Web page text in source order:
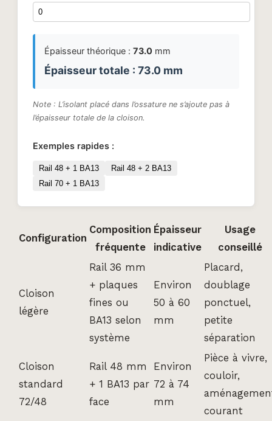
Épaisseur théorique : 73.0 mm
Épaisseur totale : 73.0 mm
Note : L’isolant placé dans l’ossature ne s’ajoute pas à
l’épaisseur totale de la cloison.
Exemples rapides :
Rail 48 + 1 BA13
Rail 48 + 2 BA13
Rail 70 + 1 BA13
Configuration
Composition
fréquente
Épaisseur
indicative
Usage
conseillé
Cloison
légère
Rail 36 mm
+ plaques
fines ou
BA13 selon
système
Environ
50 à 60
mm
Placard,
doublage
ponctuel,
petite
séparation
Cloison
standard
72/48
Rail 48 mm
+ 1 BA13 par
face
Environ
72 à 74
mm
Pièce à vivre,
couloir,
courant